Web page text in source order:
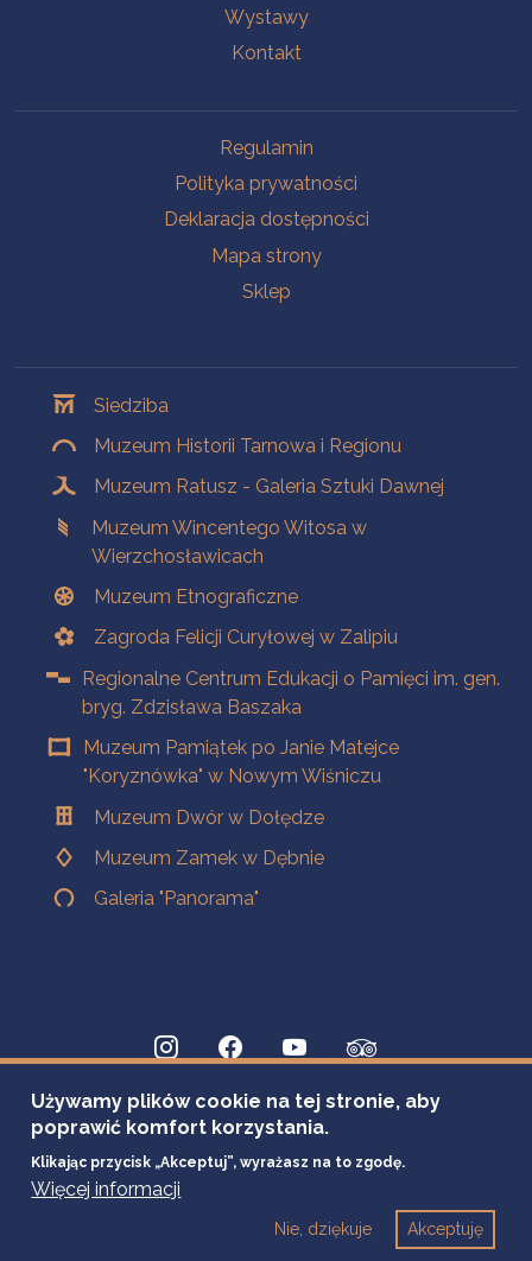
Wystawy
Kontakt
Regulamin
Polityka prywatności
Deklaracja dostępności
Mapa strony
Sklep
Siedziba
Muzeum Historii Tarnowa i Regionu
Muzeum Ratusz - Galeria Sztuki Dawnej
Muzeum Wincentego Witosa w
Wierzchosławicach
Muzeum Etnograficzne
Zagroda Felicji Curyłowej w Zalipiu
Regionalne Centrum Edukacji o Pamięci im. gen.
bryg. Zdzisława Baszaka
Muzeum Pamiątek po Janie Matejce
"Koryznówka" w Nowym Wiśniczu
Muzeum Dwór w Dołędze
Muzeum Zamek w Dębnie
Galeria "Panorama"
Używamy plików cookie na tej stronie, aby
poprawić komfort korzystania.
Klikając przycisk „Akceptuj”, wyrażasz na to zgodę.
Więcej informacji
Akceptuję
Nie, dziękuje